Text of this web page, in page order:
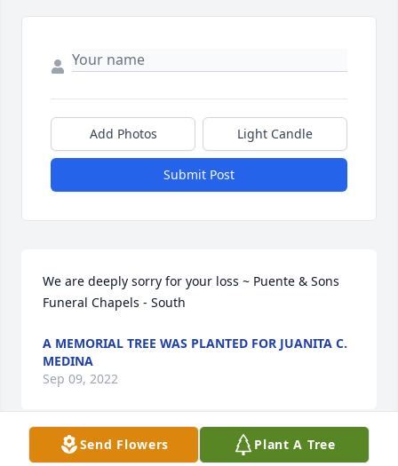
Add Photos Light Candle
Submit Post
We are deeply sorry for your loss ~ Puente & Sons
Funeral Chapels - South
A MEMORIAL TREE WAS PLANTED FOR JUANITA C.
MEDINA
Sep 09, 2022
Send Flowers Plant A Tree